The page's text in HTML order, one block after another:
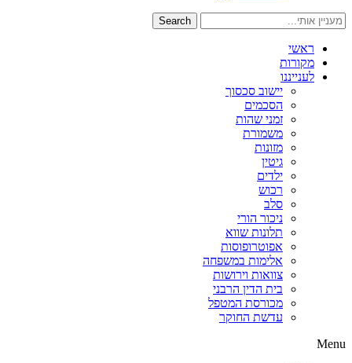
Search
ראשי
מקורות
לענייננו
יישוב סכסוך
הסכמים
זמני שהות
משמורת
מזונות
גיטין
ילדים
רכוש
סלב
ניכור הורי
תלונות שווא
אפוטרופוסות
אלימות במשפחה
צוואות וירושות
בית הדין הרבני
מכורסת המטפל
עדשת החוקר
Menu